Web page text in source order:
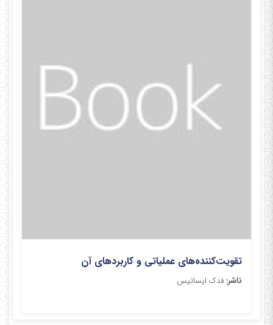
تقویت‌کننده‌های عملیاتی و کاربردهای آن
ناشر: فدک ایساتیس